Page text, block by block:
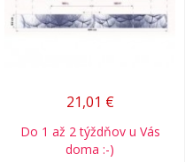
21,01 €
Do 1 až 2 týždňov u Vás
doma :-)